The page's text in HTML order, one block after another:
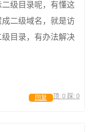
级目录呢，有懂这
二级域名，就是访
目录，有办法解决
顶: 0 踩: 0
回复